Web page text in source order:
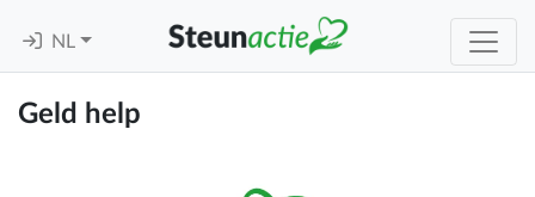
NL
Geld help